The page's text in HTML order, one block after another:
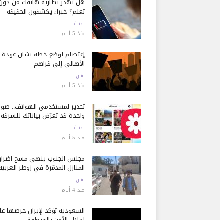
تعلم؟ خبراء يكشفون الحقيقة
تقنية
منذ 5 أيام
إعتصام لوضع خطة بشأن عودة
الأهالي إلى قراهم
لبنان
منذ 5 أيام
تحذير لمستخدمي الهواتف..
واحدة قد تعرّض بياناتك للسرقة
تقنية
منذ 5 أيام
مجلس الجنوب ينهي مسح أضرار
المنازل المدمّرة في زوطر الغربية
لبنان
منذ 4 أيام
السعودية تؤكد لإيران حرصها